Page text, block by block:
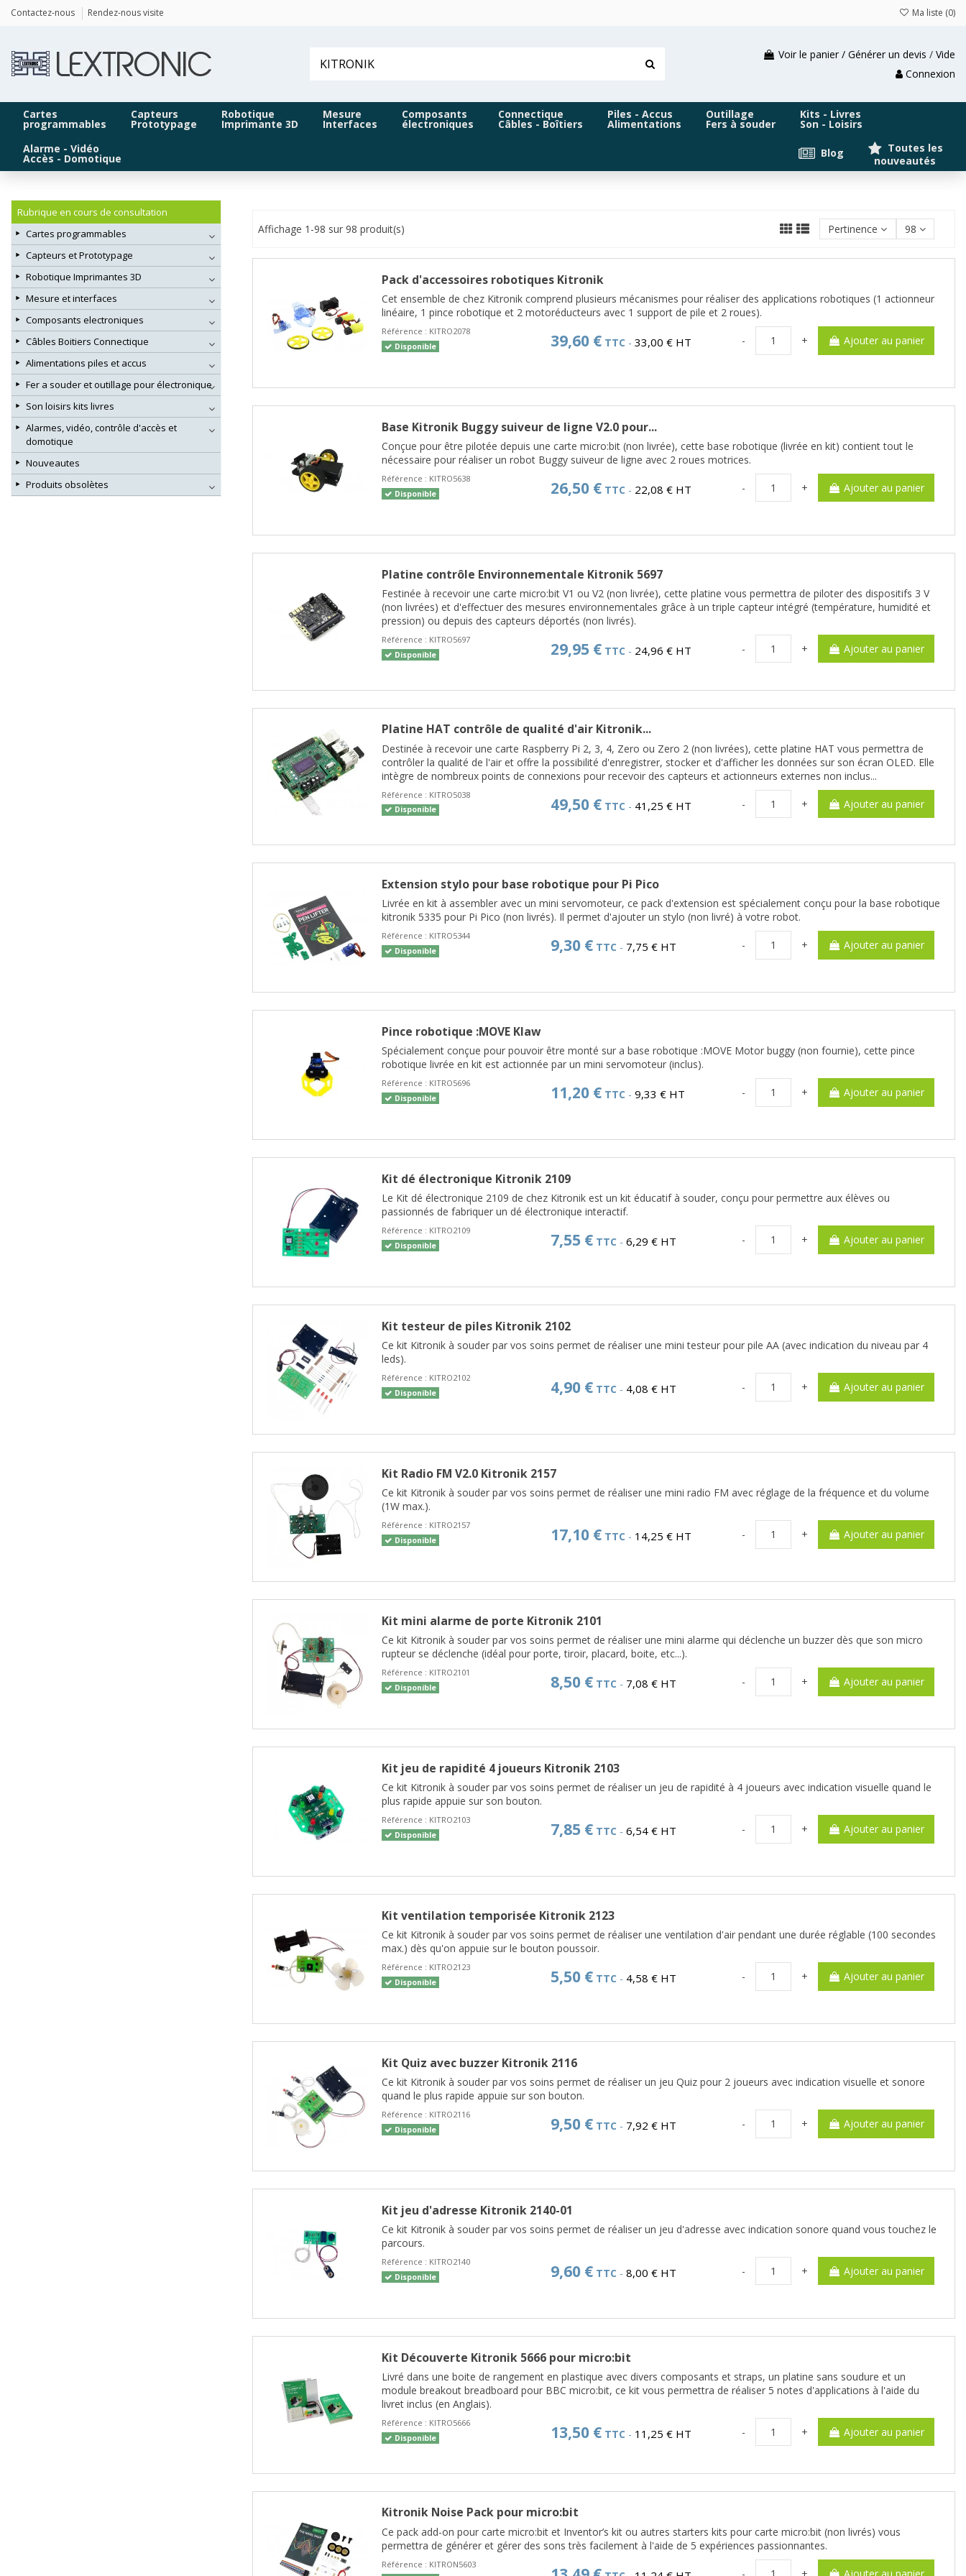
Contactez-nous Rendez-nous visite Ma liste (0)
Voir le panier / Générer un devis / Vide
Connexion
Cartes
programmables
Capteurs
Prototypage
Robotique
Imprimante 3D
Mesure
Interfaces
Composants
électroniques
Connectique
Câbles - Boîtiers
Piles - Accus
Alimentations
Outillage
Fers à souder
Kits - Livres
Son - Loisirs
Alarme - Vidéo
Accès - Domotique
Toutes les
nouveautés
Blog
Affichage 1-98 sur 98 produit(s) Pertinence 98
Pack d'accessoires robotiques Kitronik
Cet ensemble de chez Kitronik comprend plusieurs mécanismes pour réaliser des applications robotiques (1 actionneur
linéaire, 1 pince robotique et 2 motoréducteurs avec 1 support de pile et 2 roues).
Référence : KITRO2078
Disponible 39,60 € TTC -33,00 € HT - + Ajouter au panier
Base Kitronik Buggy suiveur de ligne V2.0 pour...
Conçue pour être pilotée depuis une carte micro:bit (non livrée), cette base robotique (livrée en kit) contient tout le
nécessaire pour réaliser un robot Buggy suiveur de ligne avec 2 roues motrices.
Référence : KITRO5638
Disponible 26,50 € TTC - 22,08 € HT - + Ajouter au panier
Platine contrôle Environnementale Kitronik 5697
Festinée à recevoir une carte micro:bit V1 ou V2 (non livrée), cette platine vous permettra de piloter des dispositifs 3 V
(non livrées) et d'effectuer des mesures environnementales grâce à un triple capteur intégré (température, humidité et
pression) ou depuis des capteurs déportés (non livrés).
Référence : KITRO5697
Disponible 29,95 € TTC - 24,96 € HT - + Ajouter au panier
Platine HAT contrôle de qualité d'air Kitronik...
Destinée à recevoir une carte Raspberry Pi 2, 3, 4, Zero ou Zero 2 (non livrées), cette platine HAT vous permettra de
contrôler la qualité de l'air et offre la possibilité d'enregistrer, stocker et d'afficher les données sur son écran OLED. Elle
intègre de nombreux points de connexions pour recevoir des capteurs et actionneurs externes non inclus...
Référence : KITRO5038
Disponible 49,50 € TTC - 41,25 € HT - + Ajouter au panier
Extension stylo pour base robotique pour Pi Pico
Livrée en kit à assembler avec un mini servomoteur, ce pack d'extension est spécialement conçu pour la base robotique
kitronik 5335 pour Pi Pico (non livrés). Il permet d'ajouter un stylo (non livré) à votre robot.
Référence : KITRO5344
Disponible 9,30 € TTC - 7,75 € HT - + Ajouter au panier
Pince robotique :MOVE Klaw
Spécialement conçue pour pouvoir être monté sur a base robotique :MOVE Motor buggy (non fournie), cette pince
robotique livrée en kit est actionnée par un mini servomoteur (inclus).
Référence : KITRO5696
Disponible 11,20 € TTC -9,33 € HT - + Ajouter au panier
Kit dé électronique Kitronik 2109
Le Kit dé électronique 2109 de chez Kitronik est un kit éducatif à souder, conçu pour permettre aux élèves ou
passionnés de fabriquer un dé électronique interactif.
Référence : KITRO2109
Disponible 7,55 € TTC -6,29 € HT - + Ajouter au panier
Kit testeur de piles Kitronik 2102
Ce kit Kitronik à souder par vos soins permet de réaliser une mini testeur pour pile AA (avec indication du niveau par 4
leds).
Référence : KITRO2102
Disponible 4,90 € TTC - 4,08 € HT - + Ajouter au panier
Kit Radio FM V2.0 Kitronik 2157
Ce kit Kitronik à souder par vos soins permet de réaliser une mini radio FM avec réglage de la fréquence et du volume
(1W max.).
Référence : KITRO2157
Disponible 17,10 € TTC - 14,25 € HT - + Ajouter au panier
Kit mini alarme de porte Kitronik 2101
Ce kit Kitronik à souder par vos soins permet de réaliser une mini alarme qui déclenche un buzzer dès que son micro
rupteur se déclenche (idéal pour porte, tiroir, placard, boite, etc...).
Référence : KITRO2101
Disponible 8,50 € TTC - 7,08 € HT - + Ajouter au panier
Kit jeu de rapidité 4 joueurs Kitronik 2103
Ce kit Kitronik à souder par vos soins permet de réaliser un jeu de rapidité à 4 joueurs avec indication visuelle quand le
plus rapide appuie sur son bouton.
Référence : KITRO2103
Disponible 7,85 € TTC -6,54 € HT - + Ajouter au panier
Kit ventilation temporisée Kitronik 2123
Ce kit Kitronik à souder par vos soins permet de réaliser une ventilation d'air pendant une durée réglable (100 secondes
max.) dès qu'on appuie sur le bouton poussoir.
Référence : KITRO2123
Disponible 5,50 € TTC - 4,58 € HT - + Ajouter au panier
Kit Quiz avec buzzer Kitronik 2116
Ce kit Kitronik à souder par vos soins permet de réaliser un jeu Quiz pour 2 joueurs avec indication visuelle et sonore
quand le plus rapide appuie sur son bouton.
Référence : KITRO2116
Disponible 9,50 € TTC - 7,92 € HT - + Ajouter au panier
Kit jeu d'adresse Kitronik 2140-01
Ce kit Kitronik à souder par vos soins permet de réaliser un jeu d'adresse avec indication sonore quand vous touchez le
parcours.
Référence : KITRO2140
Disponible 9,60 € TTC -8,00 € HT - + Ajouter au panier
Kit Découverte Kitronik 5666 pour micro:bit
Livré dans une boite de rangement en plastique avec divers composants et straps, un platine sans soudure et un
module breakout breadboard pour BBC micro:bit, ce kit vous permettra de réaliser 5 notes d'applications à l'aide du
livret inclus (en Anglais).
Référence : KITRO5666
Disponible 13,50 € TTC - 11,25 € HT - + Ajouter au panier
Kitronik Noise Pack pour micro:bit
Ce pack add-on pour carte micro:bit et Inventor’s kit ou autres starters kits pour carte micro:bit (non livrés) vous
permettra de générer et gérer des sons très facilement à l'aide de 5 expériences passionnantes.
Référence : KITRON5603
Rubrique en cours de consultation
Cartes programmables
Capteurs et Prototypage
Robotique Imprimantes 3D
Mesure et interfaces
Composants electroniques
Câbles Boitiers Connectique
Alimentations piles et accus
Fer a souder et outillage pour électronique
Son loisirs kits livres
Alarmes, vidéo, contrôle d'accès et
domotique
Nouveautes
Produits obsolètes
Panneau de gestion des cookies